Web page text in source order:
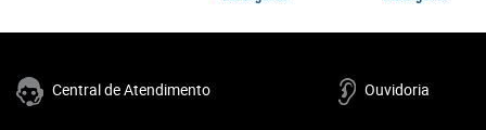
Central de Atendimento Ouvidoria